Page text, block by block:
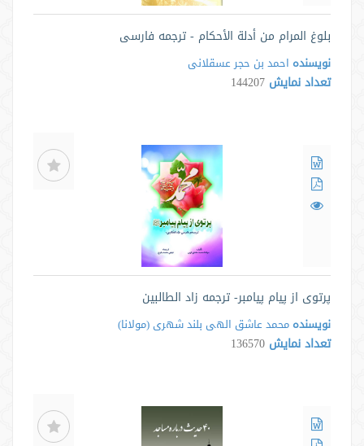
بلوغ المرام من أدلة الأحکام - ترجمه فارسی
نویسنده احمد بن حجر عسقلانی
تعداد نمایش 144207
پرتوی از پیام پیامبر- ترجمه زاد الطالبین
نویسنده محمد عاشق الهى بلند شهرى ‌(مولانا)
تعداد نمایش 136570